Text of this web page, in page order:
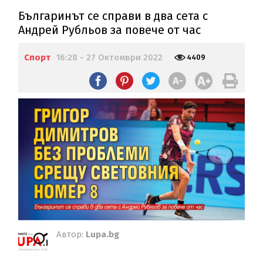
Българинът се справи в два сета с
Андрей Рубльов за повече от час
Спорт 16:28 - 27 Октомври 2022 4409
Автор: Lupa.bg